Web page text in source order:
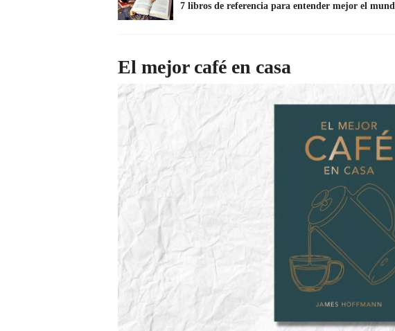
7 libros de referencia para entender mejor el
El mejor café en casa